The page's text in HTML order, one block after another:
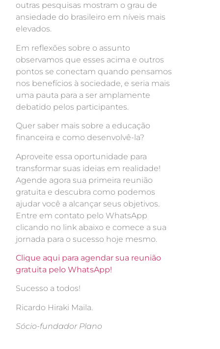
outras pesquisas mostram o grau de
ansiedade do brasileiro em níveis mais
elevados.
Em reflexões sobre o assunto
observamos que esses acima e outros
pontos se conectam quando pensamos
nos benefícios à sociedade, e seria mais
uma pauta para a ser amplamente
debatido pelos participantes.
Quer saber mais sobre a educação
financeira e como desenvolvê-la?
Aproveite essa oportunidade para
transformar suas ideias em realidade!
Agende agora sua primeira reunião
gratuita e descubra como podemos
ajudar você a alcançar seus objetivos.
Entre em contato pelo WhatsApp
clicando no link abaixo e comece a sua
jornada para o sucesso hoje mesmo.
Clique aqui para agendar sua reunião
gratuita pelo WhatsApp!
Sucesso a todos!
Ricardo Hiraki Maila.
Sócio-fundador Plano